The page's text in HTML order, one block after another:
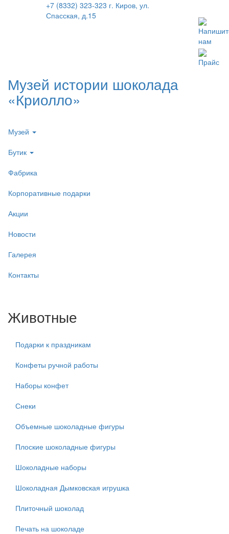
+7 (8332) 323-323 г. Киров, ул.
Спасская, д.15
нам
Прайс
Музей истории шоколада
«Криолло»
Музей
Бутик
Фабрика
Корпоративные подарки
Акции
Новости
Галерея
Контакты
Животные
Подарки к праздникам
Конфеты ручной работы
Наборы конфет
Снеки
Объемные шоколадные фигуры
Плоские шоколадные фигуры
Шоколадные наборы
Шоколадная Дымковская игрушка
Плиточный шоколад
Печать на шоколаде